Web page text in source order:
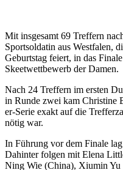
Mit insgesamt 69 Treffern
Sportsoldatin aus Westfalen,
Geburtstag feiert, in das
Skeetwettbewerb der Damen.
Nach 24 Treffern im ersten
in Runde zwei kam Christine
er-Serie exakt auf die
nötig war.
In Führung vor dem Finale
Dahinter folgen mit Elena
Ning Wie (China), Xiumin Yu